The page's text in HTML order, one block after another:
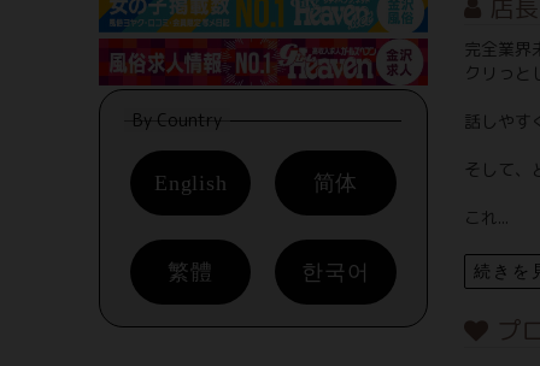
店
完全業界
クリっと
話しやす
そして、
これ...
続きを
プ
By Country
English 简体
繁體 한국어